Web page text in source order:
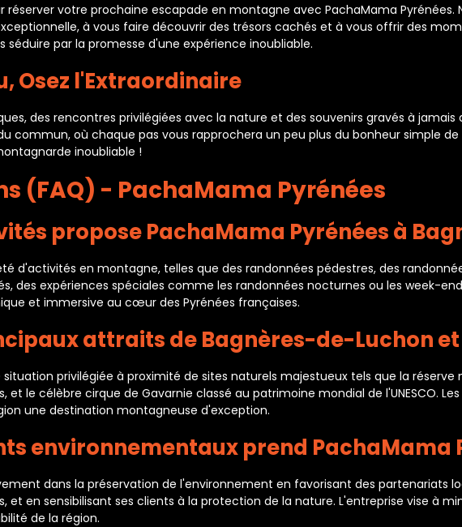
votre prochaine escapade en montagne avec PachaMama Pyrénées.
à vous faire découvrir des trésors cachés et à vous offrir des
séduire par la promesse d'une expérience inoubliable.
Osez l'Extraordinaire
des rencontres privilégiées avec la nature et des souvenirs gravés à
commun, où chaque pas vous rapprochera un peu plus du bonheur simple
inoubliable !
(FAQ) - PachaMama Pyrénées
propose PachaMama Pyrénées à
d'activités en montagne, telles que des randonnées pédestres, des
des expériences spéciales comme les randonnées nocturnes ou les week-
et immersive au cœur des Pyrénées françaises.
attraits de Bagnères-de-Luchon et
privilégiée à proximité de sites naturels majestueux tels que la réserve
et le célèbre cirque de Gavarnie classé au patrimoine mondial de l'UNESCO.
une destination montagneuse d'exception.
environnementaux prend PachaMama
dans la préservation de l'environnement en favorisant des partenariats
et en sensibilisant ses clients à la protection de la nature. L'entreprise vise à
de la région.